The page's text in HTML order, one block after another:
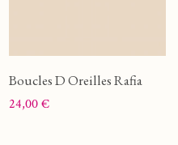
Boucles D Oreilles Rafia
Prix
24,00 €